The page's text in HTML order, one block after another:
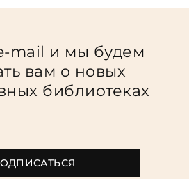
mail и мы будем
вам о новых
библиотеках